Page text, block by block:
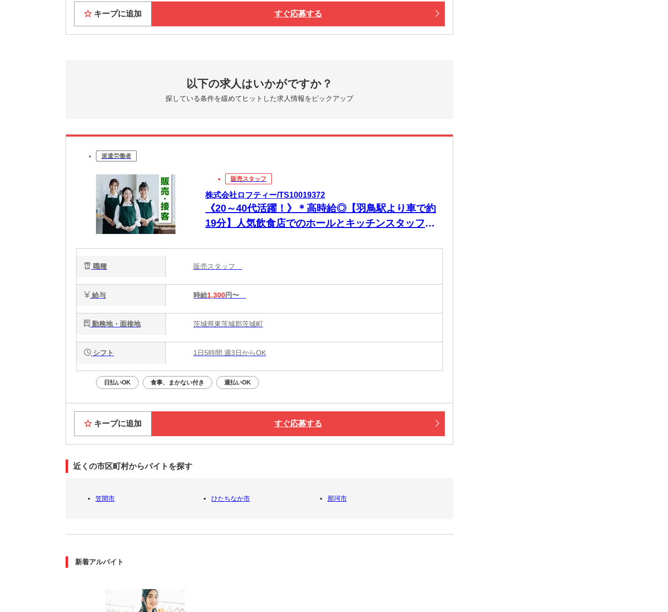
キープに追加 すぐ応募する
以下の求人はいかがですか？
探している条件を緩めてヒットした求人情報をピックアップ
派遣労働者
販売スタッフ
株式会社ロフティー/TS10019372
《20～40代活躍！》＊高時給◎【羽鳥駅より車で約
19分】人気飲食店でのホールとキッチンスタッフ≪
職種 販売スタッフ
給与 時給1,300円〜
勤務地・面接地 茨城県東茨城郡茨城町
シフト 1日5時間 週3日からOK
日払いOK 食事、まかない付き 週払いOK
キープに追加 すぐ応募する
近くの市区町村からバイトを探す
笠間市 ひたちなか市 那珂市
新着アルバイト